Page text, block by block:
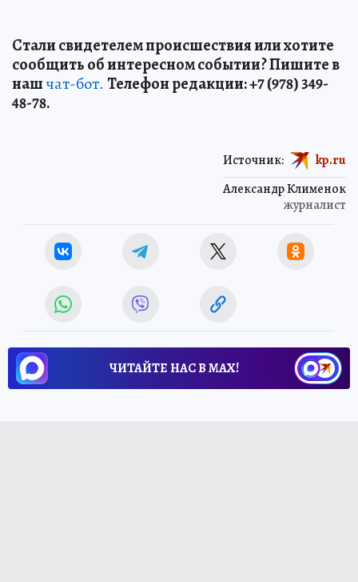
Стали свидетелем происшествия или хотите
сообщить об интересном событии? Пишите в
нашчат-бот. Телефон редакции: +7 (978) 349-
48-78.
Александр Клименок
журналист
Источник: kp.ru
ЧИТАЙТЕ НАС В МАХ!